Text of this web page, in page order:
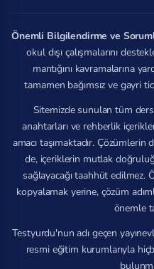
Önemli Bilgilendirme ve
okul dışı çalışmalarını
mantığını kavramalarına
tamamen bağımsız ve gayri
Sitemizde sunulan tüm
anahtarları ve rehberlik
amacı taşımaktadır.
de, içeriklerin mutlak
sağlayacağı taahhüt
kopyalamak yerine, çözüm
önemle
Testyurdu'nun adı geçen
resmi eğitim kurumlarıyla